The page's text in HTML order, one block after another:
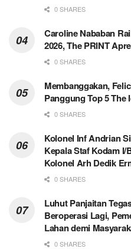
0 SHARES
Caroline Nababan
2026, The PRINT
0 SHARES
Membanggakan,
Panggung Top 5 The
0 SHARES
Kolonel Inf Andrian
Kepala Staf Kodam
Kolonel Arh Dedik
0 SHARES
Luhut Panjaitan
Beroperasi Lagi,
Lahan demi
0 SHARES